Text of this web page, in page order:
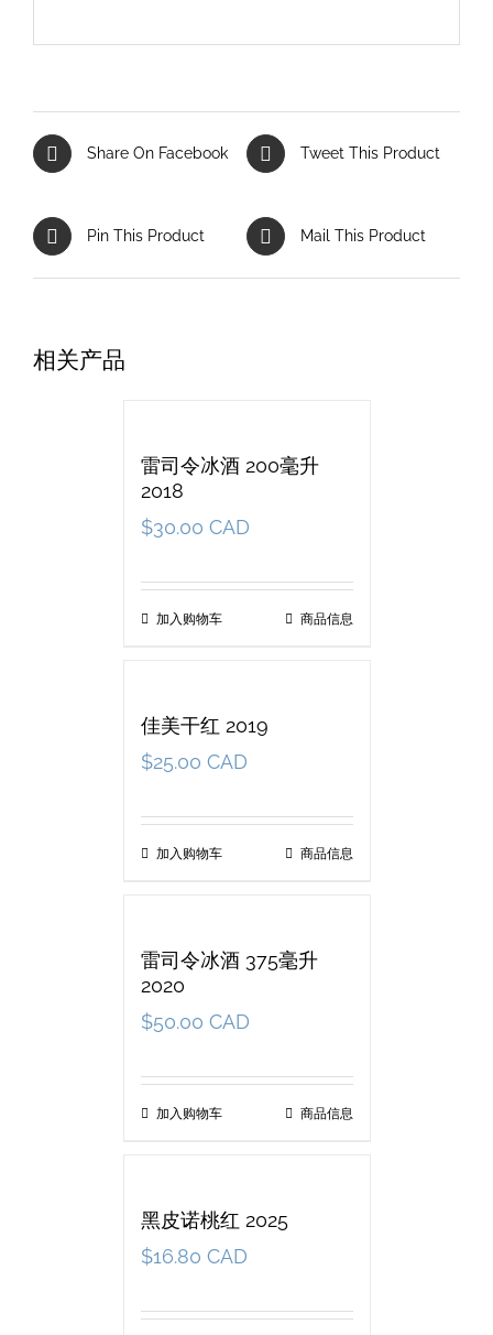
Share On Facebook Tweet This Product
Pin This Product Mail This Product
相关产品
雷司令冰酒 200毫升
2018
$30.00 CAD
加入购物车 商品信息
佳美干红 2019
$25.00 CAD
加入购物车 商品信息
雷司令冰酒 375毫升
2020
$50.00 CAD
加入购物车 商品信息
黑皮诺桃红 2025
$16.80 CAD